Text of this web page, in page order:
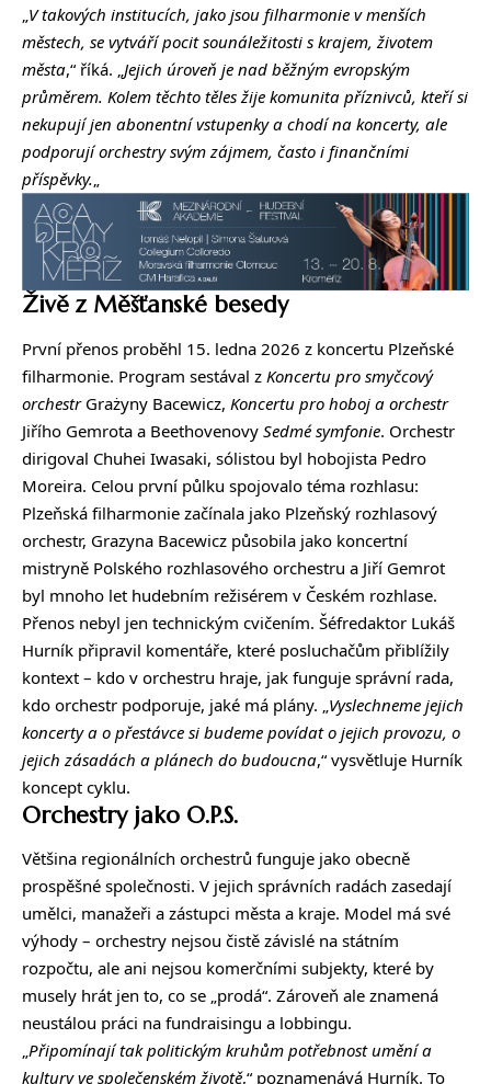
„V takových institucích, jako jsou filharmonie v menších
městech, se vytváří pocit sounáležitosti s krajem, životem
města,“ říká. „Jejich úroveň je nad běžným evropským
průměrem. Kolem těchto těles žije komunita příznivců, kteří si
nekupují jen abonentní vstupenky a chodí na koncerty, ale
podporují orchestry svým zájmem, často i finančními
příspěvky.„
Živě z Měšťanské besedy
První přenos proběhl 15. ledna 2026 z koncertu Plzeňské
filharmonie. Program sestával z Koncertu pro smyčcový
orchestrGrażyny Bacewicz, Koncertu pro hoboj a orchestr
Jiřího Gemrota a Beethovenovy Sedmé symfonie. Orchestr
dirigoval Chuhei Iwasaki, sólistou byl hobojista Pedro
Moreira. Celou první půlku spojovalo téma rozhlasu:
Plzeňská filharmonie začínala jako Plzeňský rozhlasový
orchestr, Grazyna Bacewicz působila jako koncertní
mistryně Polského rozhlasového orchestru a Jiří Gemrot
byl mnoho let hudebním režisérem v Českém rozhlase.
Přenos nebyl jen technickým cvičením. Šéfredaktor Lukáš
Hurník připravil komentáře, které posluchačům přiblížily
kontext – kdo v orchestru hraje, jak funguje správní rada,
kdo orchestr podporuje, jaké má plány. „ Vyslechneme jejich
koncerty a o přestávce si budeme povídat o jejich provozu, o
jejich zásadách a plánech do budoucna,“ vysvětluje Hurník
koncept cyklu.
Orchestry jako O.P.S.
Většina regionálních orchestrů funguje jako obecně
prospěšné společnosti. V jejich správních radách zasedají
umělci, manažeři a zástupci města a kraje. Model má své
výhody – orchestry nejsou čistě závislé na státním
rozpočtu, ale ani nejsou komerčními subjekty, které by
musely hrát jen to, co se „prodá“. Zároveň ale znamená
neustálou práci na fundraisingu a lobbingu.
„Připomínají tak politickým kruhům potřebnost umění a
kultury ve společenském životě,“ poznamenává Hurník. To